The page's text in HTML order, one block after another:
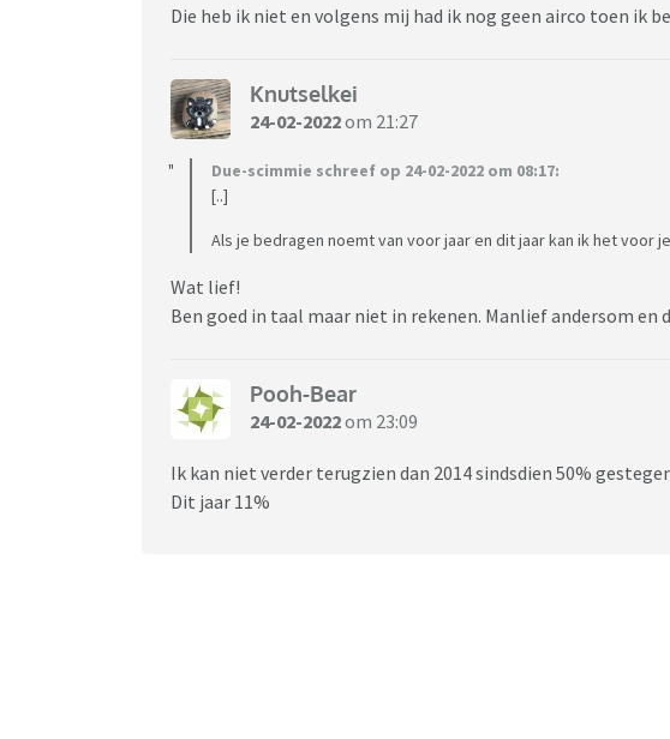
Die heb ik niet en volgens mij had ik nog geen airco toen ik
Knutselkei
24-02-2022om 21:27
Due-scimmie schreef op 24-02-2022 om 08:17:
[..]
Als je bedragen noemt van voor jaar en dit jaar kan ik het voor
Wat lief!
Ben goed in taal maar niet in rekenen. Manlief andersom en
Pooh-Bear
24-02-2022om 23:09
Ik kan niet verder terugzien dan 2014 sindsdien 50%
Dit jaar 11%